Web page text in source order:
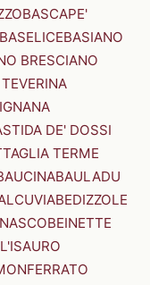
BASCAPE'
BASELICEBASIANO
BRESCIANO
DE' DOSSI
TERME
BAULADU
BEDIZZOLE
BEINETTE